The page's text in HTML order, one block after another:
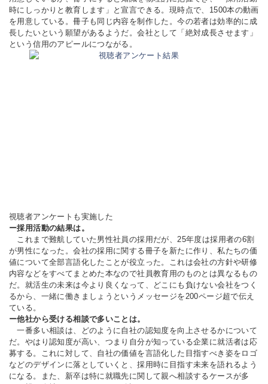
時にしっかりと教育します」と宣言できる。現時点で、1500本の動画
を用意している。冊子も同じ内容を制作した。今の若者は効率的に成
長したいという願望があるようだ。会社として「絶対成長させます」
という信用のアピールにつながる。
視聴者アンケートも実施した
ー採用活動の結果は。
これまで難航していた男性社員の採用だが、25年度は採用者の6割
が男性になった。会社の採用に関する冊子を新たに作り、私たちの価
値について全部言語化したことが役立った。これは会社の方針や研修
内容などをすべてまとめた本なので社員教育用のものとは異なるもの
だ。就活生の未来は今より良くなって、どこにも負けない会社をつく
るから、一緒に働きましょうというメッセージを200ページ超で伝え
ている。
ー他社から受ける相談で多いことは。
一番多い相談は、どのように自社の認知度を向上させるかについて
だ。やはり認知度が高い、つまり自分が知っている企業に就活者は応
募する。これに対して、自社の価値を言語化した目指すべき姿をロゴ
などのデザインに落としていくと、採用時に目指す未来を語れるよう
になる。また、新卒は特に就職先に関して親へ相談するケースが多